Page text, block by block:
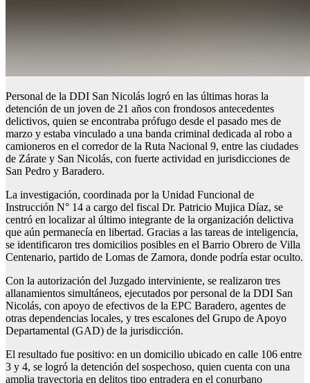
Personal de la DDI San Nicolás logró en las últimas horas la
detención de un joven de 21 años con frondosos antecedentes
delictivos, quien se encontraba prófugo desde el pasado mes de
marzo y estaba vinculado a una banda criminal dedicada al robo a
camioneros en el corredor de la Ruta Nacional 9, entre las ciudades
de Zárate y San Nicolás, con fuerte actividad en jurisdicciones de
San Pedro y Baradero.
La investigación, coordinada por la Unidad Funcional de
Instrucción N° 14 a cargo del fiscal Dr. Patricio Mujica Díaz, se
centró en localizar al último integrante de la organización delictiva
que aún permanecía en libertad. Gracias a las tareas de inteligencia,
se identificaron tres domicilios posibles en el Barrio Obrero de Villa
Centenario, partido de Lomas de Zamora, donde podría estar oculto.
Con la autorización del Juzgado interviniente, se realizaron tres
allanamientos simultáneos, ejecutados por personal de la DDI San
Nicolás, con apoyo de efectivos de la EPC Baradero, agentes de
otras dependencias locales, y tres escalones del Grupo de Apoyo
Departamental (GAD) de la jurisdicción.
El resultado fue positivo: en un domicilio ubicado en calle 106 entre
3 y 4, se logró la detención del sospechoso, quien cuenta con una
amplia trayectoria en delitos tipo entradera en el conurbano